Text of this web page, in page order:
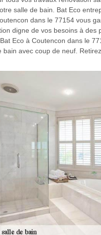
salle de bain. Bat Eco
dans le 77154 vous
digne de vos besoins à des
Eco à Coutencon dans le
bain avec coup de neuf.